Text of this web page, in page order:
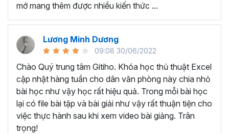
để kết nối cho Gitiho qua hotline 0774 116 285 để được
tư vấn chi tiết nhé.
Nội dung bài giảng trong khóa
học thủ thuật trên Excel của
Gitiho?
Khóa học Thủ thuật Excel cập nhật các mẹo Excel văn
phòng hàng tuần, bạn có thể được update những nội
dung mới nhất về tin học văn phòng như sau:
mở mang thêm được nhiều kiến thức ...
Lương Minh Dương
09:08 30/06/2022
Chào Quý trung tâm Gitiho. Khóa học thủ thuật Excel
cập nhật hàng tuần cho dân văn phòng này chia nhỏ
bài học như vậy học rất hiệu quả. Trong mỗi bài học
lại có file bài tập và bài giải như vậy rất thuận tiện cho
việc thực hành sau khi xem video bài giảng. Trân
trọng!